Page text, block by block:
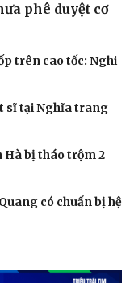
phê duyệt cơ
trên cao tốc: Nghi
sĩ tại Nghĩa trang
Hà bị tháo trộm 2
có chuẩn bị hệ